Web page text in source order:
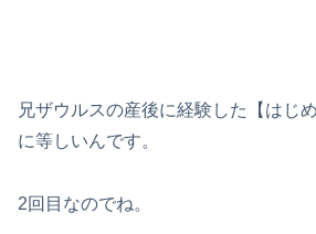
兄ザウルスの産後に経験した【はじ
に等しいんです。
2回目なのでね。